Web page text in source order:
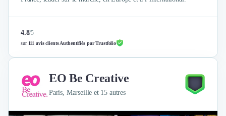
Logiciel PropTech
Courtage en Energie
Désinfection & décontamination
Clubs & Réseaux Professionnels
Espaces de Coworking
4.8/5
sur 111 avis clients Authentifiés par Trustfolio
EO Be Creative
Paris, Marseille et 15 autres